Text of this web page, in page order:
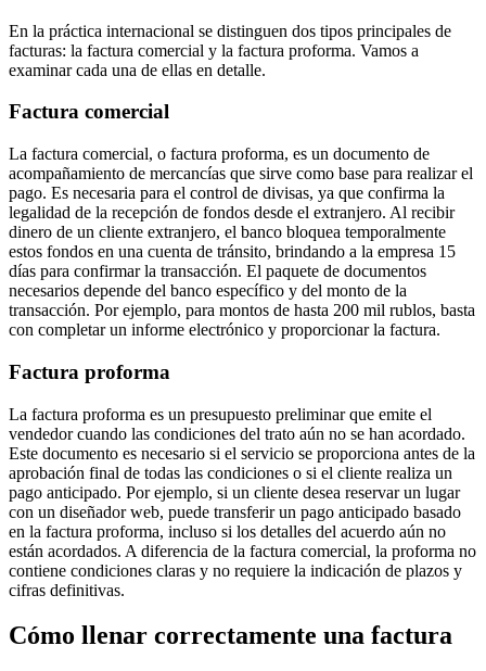
En la práctica internacional se distinguen dos tipos principales de
facturas: la factura comercial y la factura proforma. Vamos a
examinar cada una de ellas en detalle.
Factura comercial
La factura comercial, o factura proforma, es un documento de
acompañamiento de mercancías que sirve como base para realizar el
pago. Es necesaria para el control de divisas, ya que confirma la
legalidad de la recepción de fondos desde el extranjero. Al recibir
dinero de un cliente extranjero, el banco bloquea temporalmente
estos fondos en una cuenta de tránsito, brindando a la empresa 15
días para confirmar la transacción. El paquete de documentos
necesarios depende del banco específico y del monto de la
transacción. Por ejemplo, para montos de hasta 200 mil rublos, basta
con completar un informe electrónico y proporcionar la factura.
Factura proforma
La factura proforma es un presupuesto preliminar que emite el
vendedor cuando las condiciones del trato aún no se han acordado.
Este documento es necesario si el servicio se proporciona antes de la
aprobación final de todas las condiciones o si el cliente realiza un
pago anticipado. Por ejemplo, si un cliente desea reservar un lugar
con un diseñador web, puede transferir un pago anticipado basado
en la factura proforma, incluso si los detalles del acuerdo aún no
están acordados. A diferencia de la factura comercial, la proforma no
contiene condiciones claras y no requiere la indicación de plazos y
cifras definitivas.
Cómo llenar correctamente una factura